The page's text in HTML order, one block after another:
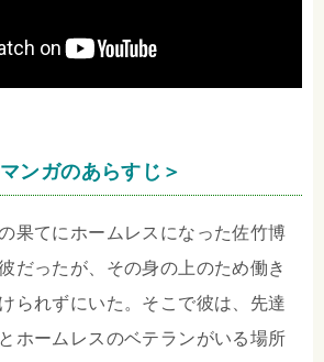
ンガのあらすじ＞
果てにホームレスになった佐竹博
だったが、その身の上のため働き
られずにいた。そこで彼は、先達
ホームレスのベテランがいる場所